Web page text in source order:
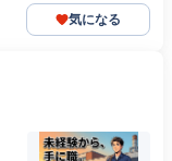
気になる